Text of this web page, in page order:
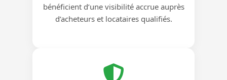
bénéficient d’une visibilité accrue auprès
d’acheteurs et locataires qualifiés.